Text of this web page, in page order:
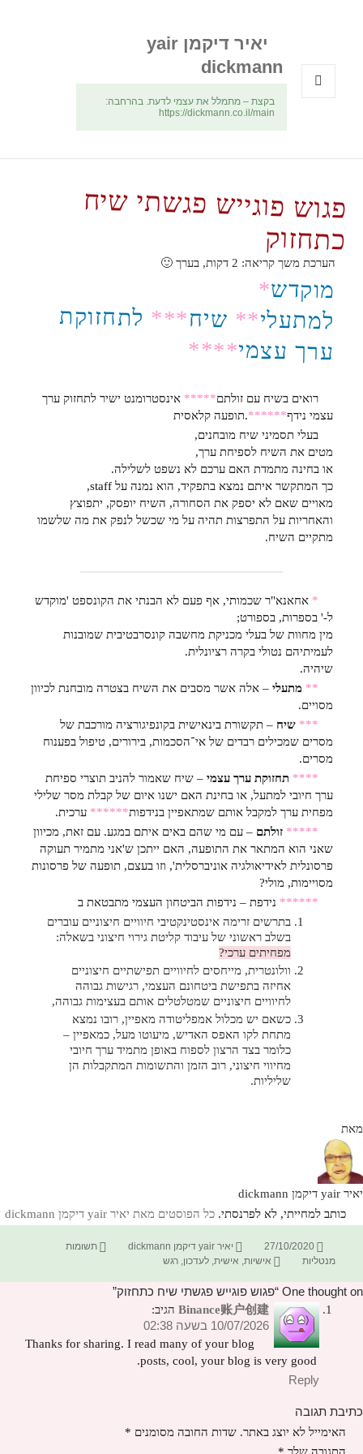
יאיר דיקמן yair
dickmann
בקצת – מתמלל את עצמי לדעת. בהרחבה:
https://dickmann.co.il/main
פגוש פוגייש פגשתי שיח
כתחזוק
הערכת משך קריאה: 2 דקות, בערך 🙂
מוקדש*
למתעלי*
* שיח**
* לתחזוקת
ערך עצמי***
*
רואים בשיח עם זולתם***** אינסטרומנט ישיר לתחזוק ערך
עצמי נידף******
.תופעה קלאסית
בעלי תסמיני שיח מובחנים,
מטים את השיח לספיחת ערך,
או בחינה מתמדת האם ערכם לא נשפט לשלילה.
כך המתקשר איתם נמצא בתפקיד, הוא נמנה על staff,
מאויים שאם לא יספק את הסחורה, השיח יופסק, יתפוצץ
והאחריות על התפרצות תהיה על מי שכשל לנפק את מה שלשמו
מתקיים השיח.
* אחאנא"ר שכמותי, אף פעם לא הבנתי את הקונספט 'מוקדש
ל-' בספרות, בספורט;
מין מחוות של בעלי מכניקת מחשבה קונסרבטיבית שמובנות
לעמיתיהם נטולי בקרה רציונלית.
שיהיה.
** מתעלי – אלה אשר מסבים את השיח בצטרה מובחנת לכיוון
מסויים.
*** שיח – תקשורת בינאישית בקונפיגורציה מורכבת של
מסרים שמכילים רבדים של אי־הסכמות, בירורים, טיפול בפענוח
מסרים.
**** תחזוקת ערך עצמי – שיח שאמור להניב תוצרי ספיחת
ערך חיובי למתעל, או בחינת האם ישנו איום של קבלת מסר שלילי
מפחית ערך למקבל אותם שמתאפיין בנידפות****** ערכית.
***** זולתם – עם מי שהם באים איתם במגע. עם זאת, מכיוון
שאני הוא המתאר את התופעה, האם ייתכן ש'אני מתמיר תעוקה
פרסונלית לאידיאולגיה אוניברסלית', וזו בעצם, תופעה של פרסונות
מסויימות, מולי?
****** נידפת – נידפות הביטחון העצמי מתבטאת ב
בתרשים זרימה אינסטינקטיבי חיוויים חיצוניים עוברים
בשלב ראשוני של עיבוד קליטת גירוי חיצוני בשאלה:
מפחיתים ערכי?
וולונטרית, מייחסים לחיוויים תפישתיים חיצוניים
אחיזה בתפישת ביטחונם העצמי, רגישות גבוהה
לחיוויים חיצוניים שמטלטלים אותם בעצימות גבוהה,
כשאם יש מכלול אמפליטודה מאפיין, רובו נמצא
מתחת לקו האפס האדיש, מיעוטו מעל, כמאפיין –
כלומר בצד הרצון לספוח באופן מתמיד ערך חיובי
מחיווי חיצוני, רוב הזמן והתשומות המתקבלות הן
שליליות.
מאת
יאיר yair דיקמן dickmann
כותב למחייתי, לא לפרנסתי. כל הפוסטים מאת יאיר yair דיקמן dickmann‏
פורסם
בתאריך
27/10/2020 מחבר
יאיר yair דיקמן dickmann קטגוריות
תשומות
מנטליות
תגיות
אישיות, אישית,לעדכון,רגש
One thought on “פגוש פוגייש פגשתי שיח כתחזוק”
Binance账户创建 הגיב:
10/07/2026 בשעה 02:38
Thanks for sharing. I read many of your blog
posts, cool, your blog is very good.
Reply
כתיבת תגובה
האימייל לא יוצג באתר. שדות החובה מסומנים *